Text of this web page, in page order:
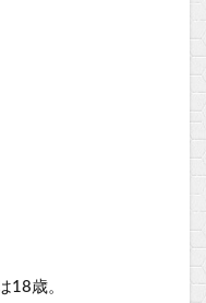
18歳。